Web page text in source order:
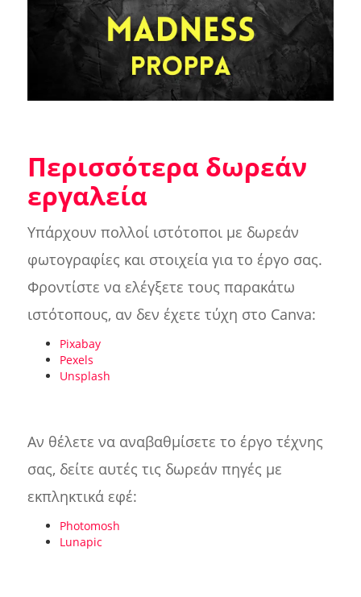
Περισσότερα δωρεάν
εργαλεία
Υπάρχουν πολλοί ιστότοποι με δωρεάν
φωτογραφίες και στοιχεία για το έργο σας.
Φροντίστε να ελέγξετε τους παρακάτω
ιστότοπους, αν δεν έχετε τύχη στο Canva:
Pixabay
Pexels
Unsplash
Αν θέλετε να αναβαθμίσετε το έργο τέχνης
σας, δείτε αυτές τις δωρεάν πηγές με
εκπληκτικά εφέ:
Photomosh
Lunapic